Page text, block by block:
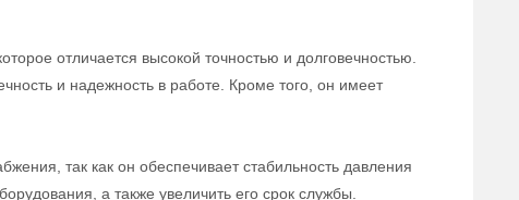
отличается высокой точностью и долговечностью.
и надежность в работе. Кроме того, он имеет
так как он обеспечивает стабильность давления
а также увеличить его срок службы.